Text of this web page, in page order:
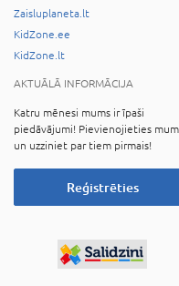
Zaisluplaneta.lt
KidZone.ee
KidZone.lt
AKTUĀLĀ INFORMĀCIJA
Katru mēnesi mums ir īpaši
piedāvājumi! Pievienojieties
un uzziniet par tiem pirmais!
Reģistrēties